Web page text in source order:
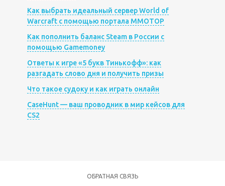
Как выбрать идеальный сервер World of
Warcraft с помощью портала MMOTOP
Как пополнить баланс Steam в России с
помощью Gamemoney
Ответы к игре «5 букв Тинькофф»: как
разгадать слово дня и получить призы
Что такое судоку и как играть онлайн
CaseHunt — ваш проводник в мир кейсов для
CS2
ОБРАТНАЯ СВЯЗЬ